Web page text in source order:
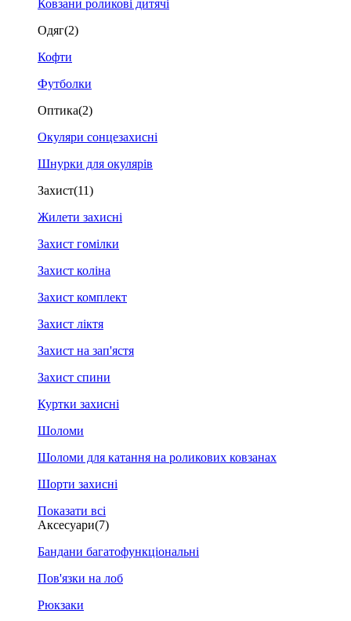
Ковзани роликові дитячі
Одяг(2)
Кофти
Футболки
Оптика(2)
Окуляри сонцезахисні
Шнурки для окулярів
Захист(11)
Жилети захисні
Захист гомілки
Захист коліна
Захист комплект
Захист ліктя
Захист на зап'ястя
Захист спини
Куртки захисні
Шоломи
Шоломи для катання на роликових ковзанах
Шорти захисні
Показати всі
Аксесуари(7)
Бандани багатофункціональні
Пов'язки на лоб
Рюкзаки